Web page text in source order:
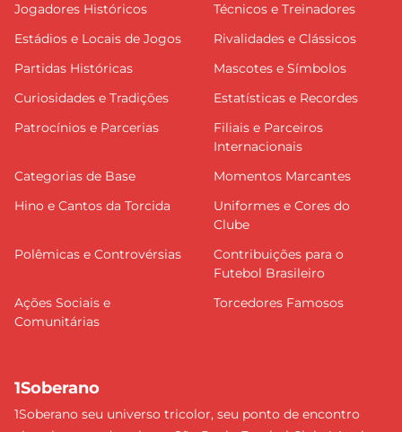
Jogadores Históricos
Técnicos e Treinadores
Estádios e Locais de Jogos
Rivalidades e Clássicos
Partidas Históricas
Mascotes e Símbolos
Curiosidades e Tradições
Estatísticas e Recordes
Patrocínios e Parcerias
Filiais e Parceiros
Internacionais
Categorias de Base
Momentos Marcantes
Hino e Cantos da Torcida
Uniformes e Cores do
Clube
Polêmicas e Controvérsias
Contribuições para o
Futebol Brasileiro
Ações Sociais e
Comunitárias
Torcedores Famosos
1Soberano
1Soberano seu universo tricolor, seu ponto de encontro